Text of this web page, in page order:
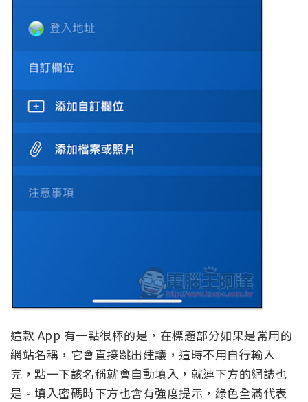
這款 App 有一點很棒的是，在標題部分如果是常用的
網站名稱，它會直接跳出建議，這時不用自行輸入
完，點一下該名稱就會自動填入，就連下方的網誌也
是。填入密碼時下方也會有強度提示，綠色全滿代表